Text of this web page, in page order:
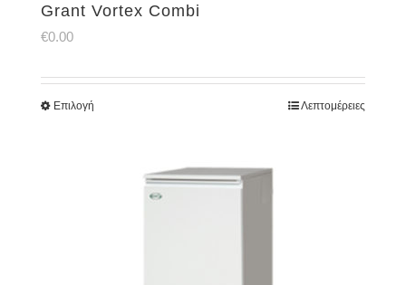
Grant Vortex Combi
€0.00
Επιλογή Λεπτομέρειες